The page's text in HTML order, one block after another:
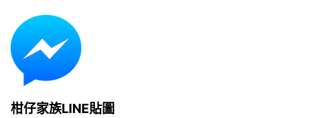
柑仔家族LINE貼圖